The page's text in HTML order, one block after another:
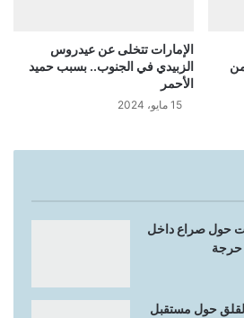
الإمارات تتخلى عن عيدروس
الزبيدي في الجنوب.. بسبب حميد
الأحمر
15 مايو، 2024
حول صراع داخل
حرجة
حول مستقبل